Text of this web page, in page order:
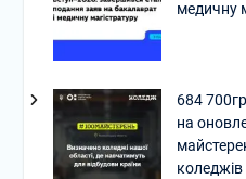
медичну
684
на